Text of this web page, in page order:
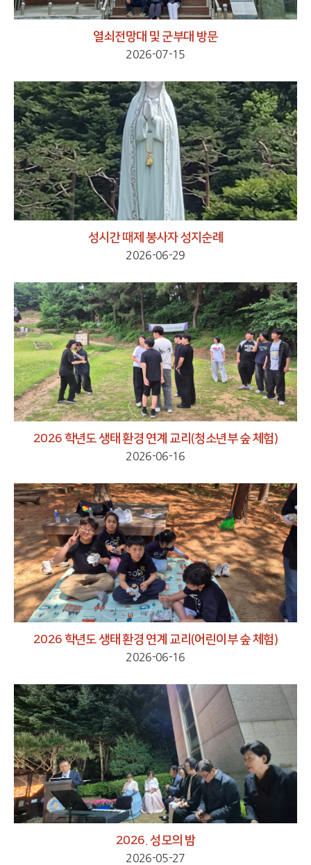
열쇠전망대 및 군부대 방문
2026-07-15
성시간 때제 봉사자 성지순례
2026-06-29
2026 학년도 생태 환경 연계 교리(청소년부 숲 체험)
2026-06-16
2026 학년도 생태 환경 연계 교리(어린이부 숲 체험)
2026-06-16
2026. 성모의 밤
2026-05-27